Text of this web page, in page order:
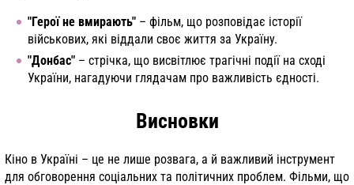
"Герої не вмирають" – фільм, що розповідає історії
військових, які віддали своє життя за Україну.
"Донбас" – стрічка, що висвітлює трагічні події на сході
України, нагадуючи глядачам про важливість єдності.
Висновки
Кіно в Україні – це не лише розвага, а й важливий інструмент
для обговорення соціальних та політичних проблем. Фільми, що